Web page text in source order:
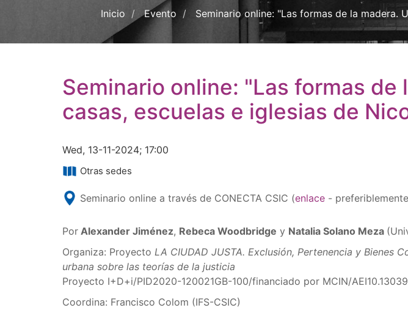
Inicio Evento Seminario online: "Las formas de la madera.
Seminario online: "Las formas de
casas, escuelas e iglesias de
Wed, 13-11-2024; 17:00
Otras sedes
Seminario online a través de CONECTA CSIC (enlace -
Por Alexander Jiménez, Rebeca Woodbridge y Natalia Solano Meza
Organiza: Proyecto LA CIUDAD JUSTA. Exclusión, Pertenencia y Bienes
urbana sobre las teorías de la justicia
Proyecto I+D+i/PID2020-120021GB-100/financiado por MCIN/
Coordina: Francisco Colom (IFS-CSIC)